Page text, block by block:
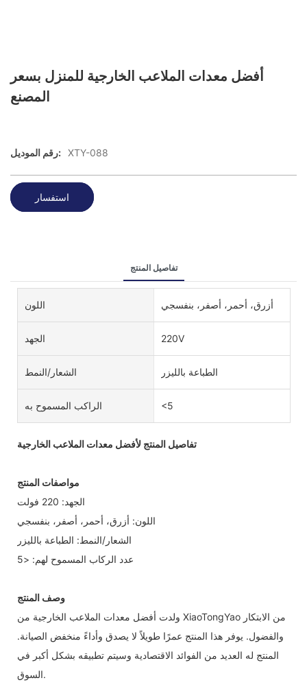
أفضل معدات الملاعب الخارجية للمنزل بسعر
المصنع
رقم الموديل: XTY-088
استفسار
تفاصيل المنتج
اللون أزرق، أحمر، أصفر، بنفسجي
الجهد 220V
الشعار/النمط الطباعة بالليزر
الراكب المسموح به <5
تفاصيل المنتج لأفضل معدات الملاعب الخارجية
مواصفات المنتج
الجهد: 220 فولت
اللون: أزرق، أحمر، أصفر، بنفسجي
الشعار/النمط: الطباعة بالليزر
عدد الركاب المسموح لهم: <5
وصف المنتج
ولدت أفضل معدات الملاعب الخارجية من XiaoTongYao من الابتكار
والفضول. يوفر هذا المنتج عمرًا طويلاً لا يصدق وأداءً منخفض الصيانة.
المنتج له العديد من الفوائد الاقتصادية وسيتم تطبيقه بشكل أكبر في
السوق.